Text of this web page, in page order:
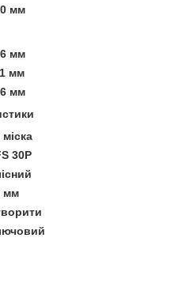
мм
мм
мм
мм
міска
30P
мм